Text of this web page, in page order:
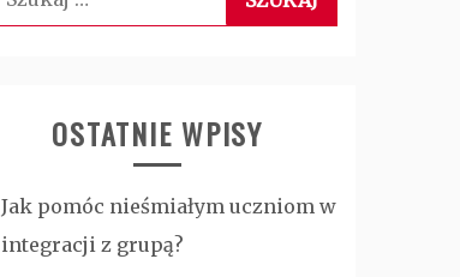
OSTATNIE WPISY
Jak pomóc nieśmiałym uczniom w
integracji z grupą?